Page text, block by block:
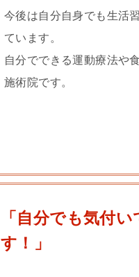
今後は自分自身でも生活
ています。
自分でできる運動療法や
施術院です。
「自分でも気付
す！」